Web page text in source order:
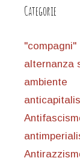
Categorie
"compagni"
alternanza
ambiente